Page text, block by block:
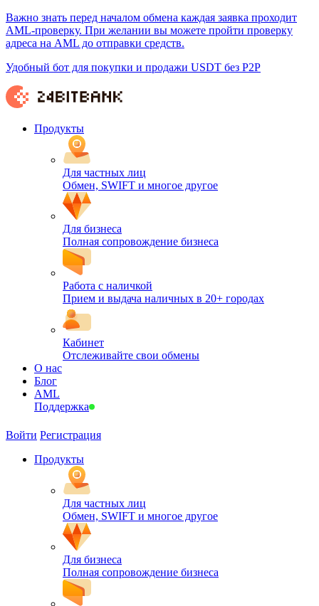
Важно знать перед началом обмена каждая заявка проходит
AML-проверку. При желании вы можете пройти проверку
адреса на AML до отправки средств.
Удобный бот для покупки и продажи USDT без P2P
Продукты
Для частных лиц
Обмен, SWIFT и многое другое
Для бизнеса
Полная сопровождение бизнеса
Работа с наличкой
Прием и выдача наличных в 20+ городах
Кабинет
Отслеживайте свои обмены
О нас
Блог
AML
Поддержка
Войти Регистрация
Продукты
Для частных лиц
Обмен, SWIFT и многое другое
Для бизнеса
Полная сопровождение бизнеса